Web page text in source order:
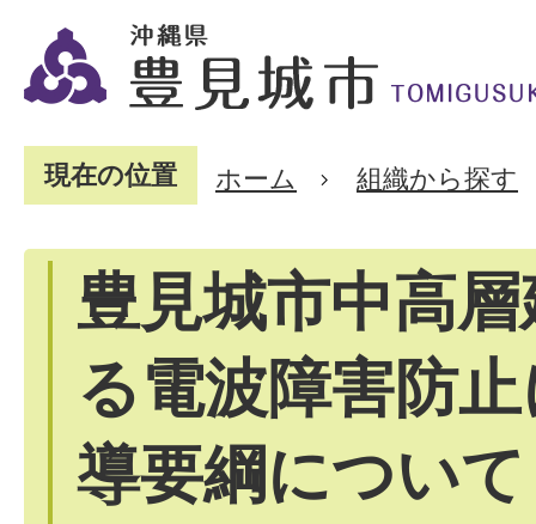
現在の位置 ホーム 組織から探す
豊見城市中高
る電波障害防
導要綱につい